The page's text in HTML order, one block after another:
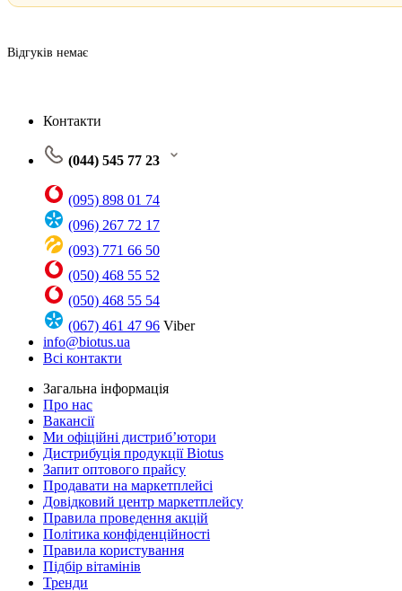
Відгуків немає
Контакти
(044) 545 77 23
(095) 898 01 74
(096) 267 72 17
(093) 771 66 50
(050) 468 55 52
(050) 468 55 54
(067) 461 47 96 Viber
info@biotus.ua
Всі контакти
Загальна інформація
Про нас
Вакансії
Ми офіційні дистриб’ютори
Дистрибуція продукції Biotus
Запит оптового прайсу
Продавати на маркетплейсі
Довідковий центр маркетплейсу
Правила проведення акцій
Політика конфіденційності
Правила користування
Підбір вітамінів
Тренди